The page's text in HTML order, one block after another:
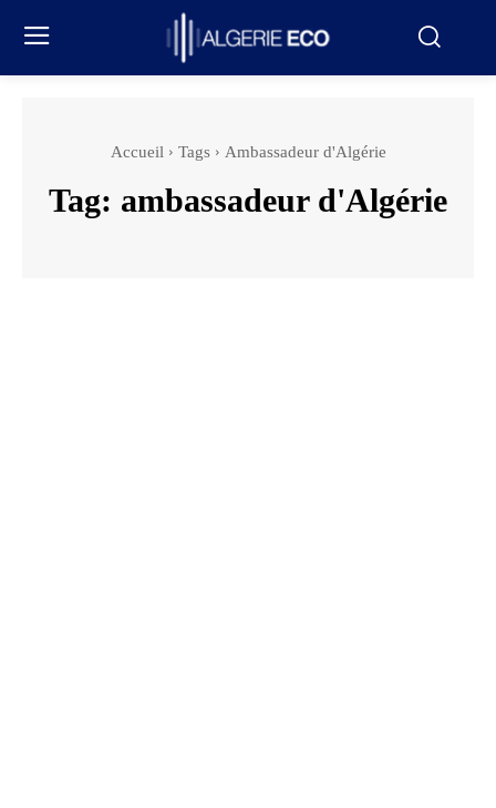
Accueil Tags Ambassadeur d'Algérie
Tag: ambassadeur d'Algérie